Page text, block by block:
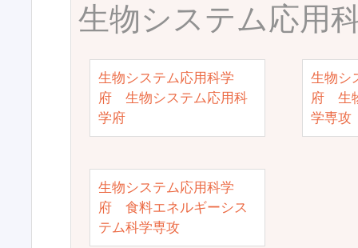
生物システム応用
生物システム応用科学
府 生物システム応用科
学府
生物シ
府 生
学専攻
生物システム応用科学
府 食料エネルギーシス
テム科学専攻